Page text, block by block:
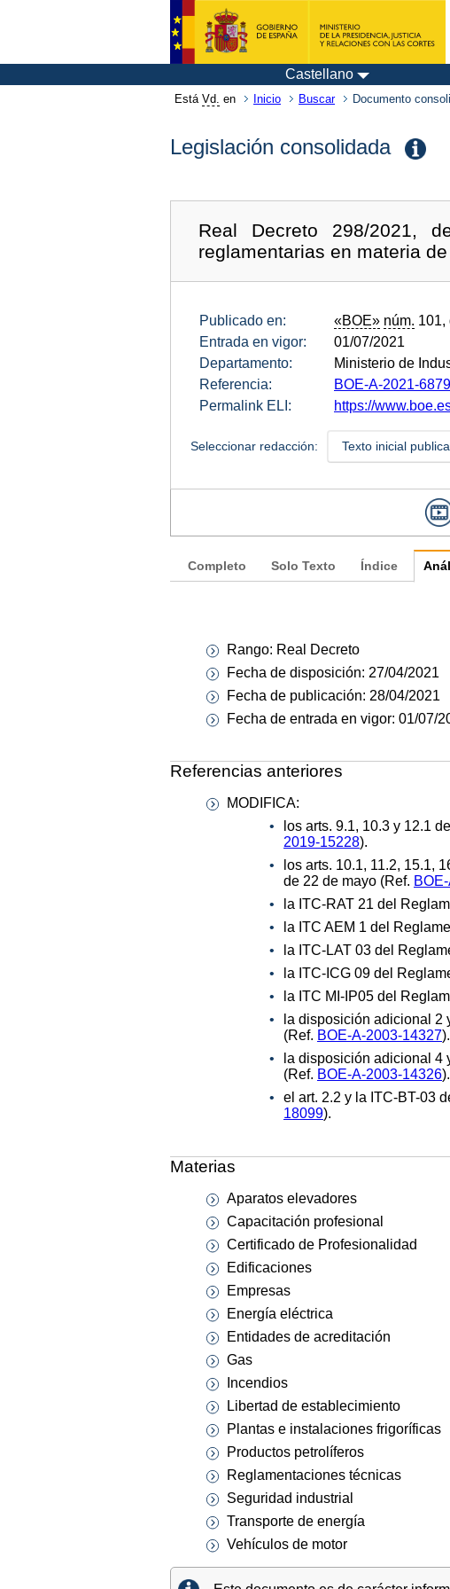
Castellano
Está Vd. en Inicio Buscar Documento
Legislación consolidada
Real Decreto 298/2021,
reglamentarias en materia
Publicado en: «BOE» núm. 101,
Entrada en vigor:
01/07/2021
Departamento:
Ministerio de
Referencia:
BOE-A-2021-6879
Permalink ELI:
https://
Seleccionar redacción: Texto inicial
Completo Solo Texto Índice
Rango: Real Decreto
Fecha de disposición: 27/04/2021
Fecha de publicación: 28/04/2021
Fecha de entrada en vigor: 01/07/
Referencias anteriores
MODIFICA:
los arts. 9.1, 10.3 y 12.1
2019-15228).
los arts. 10.1, 11.2, 15.1,
de 22 de mayo (Ref.
la ITC-RAT 21 del
la ITC AEM 1 del
la ITC-LAT 03 del
la ITC-ICG 09 del
la ITC MI-IP05 del
la disposición adicional 2
(Ref. BOE-A-2003-14327).
la disposición adicional 4
(Ref. BOE-A-2003-14326).
el art. 2.2 y la ITC-BT-03
18099).
Materias
Aparatos elevadores
Capacitación profesional
Certificado de Profesionalidad
Edificaciones
Empresas
Energía eléctrica
Entidades de acreditación
Gas
Incendios
Libertad de establecimiento
Plantas e instalaciones frigoríficas
Productos petrolíferos
Reglamentaciones técnicas
Seguridad industrial
Transporte de energía
Vehículos de motor